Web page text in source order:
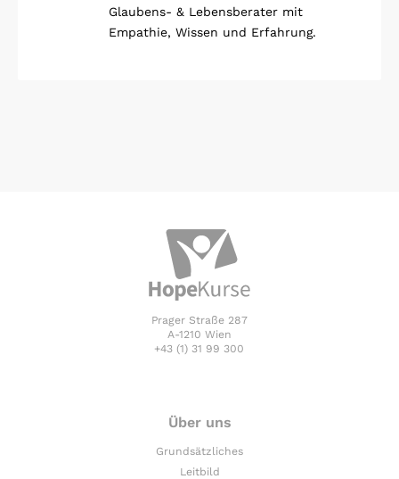
Glaubens- & Lebensberater mit
Empathie, Wissen und Erfahrung.
Prager Straße 287
A-1210 Wien
+43 (1) 31 99 300
Über uns
Grundsätzliches
Leitbild